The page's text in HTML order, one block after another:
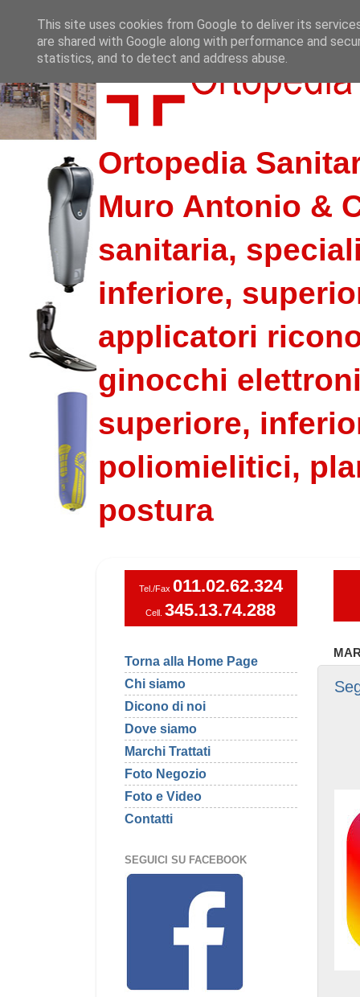
Ortopedia
Muro Antonio &
sanitaria,
inferiore,
applicatori
ginocchi
superiore,
poliomielitici,
postura
Tel./Fax 011.02.62.324
Cell.345.13.74.288
Torna alla Home Page
Chi siamo
Dicono di noi
Dove siamo
Marchi Trattati
Foto Negozio
Foto e Video
Contatti
SEGUICI SU FACEBOOK
This site uses cookies from Google to deliver its
are shared with Google along with performance and
statistics, and to detect and address abuse.